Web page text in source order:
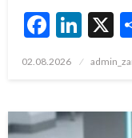
X
Posted
02.08.2026